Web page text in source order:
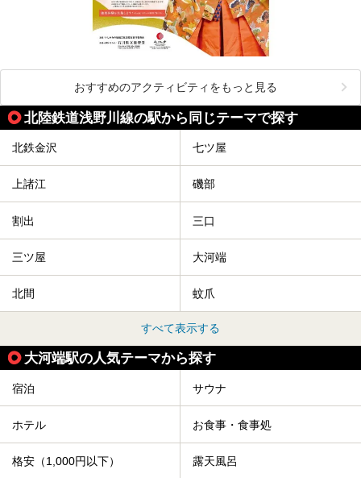
おすすめのアクティビティをもっと見る
北陸鉄道浅野川線の駅から同じテーマで探す
北鉄金沢 七ツ屋
上諸江 磯部
割出 三口
三ツ屋 大河端
北間 蚊爪
すべて表示する
大河端駅の人気テーマから探す
宿泊 サウナ
ホテル お食事・食事処
格安（1,000円以下） 露天風呂